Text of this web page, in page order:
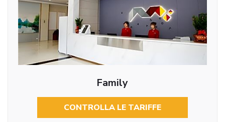
Family
CONTROLLA LE TARIFFE